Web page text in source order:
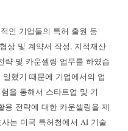
인 기업들의 특허 출원 등
협상 및 계약서 작성, 지적재산
략 및 카운셀링 업무를 하였습
일했기 때문에 기업에서의 업
을 통해서 스타트업 및 기
용 전략에 대한 카운셀링을 제
는 미국 특허청에서 AI 기술